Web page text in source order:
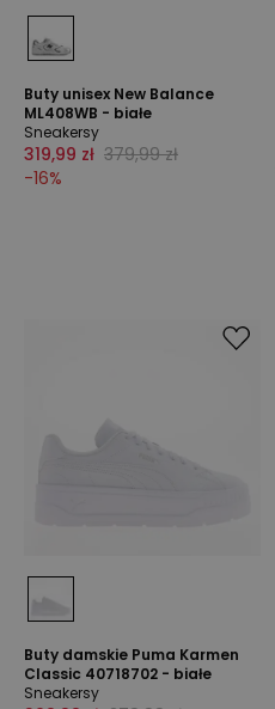
Buty unisex New Balance
ML408WB - białe
Sneakersy
319,99 zł 379,99 zł
-16%
Buty damskie Puma Karmen
Classic 40718702 - białe
Sneakersy